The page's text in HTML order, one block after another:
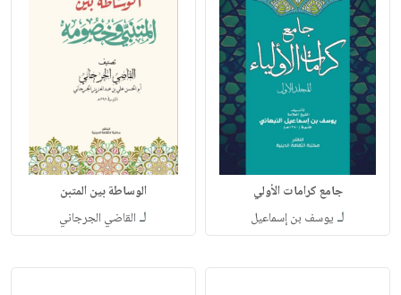
جامع كرامات الأولي
لـ يوسف بن إسماعيل
الوساطة بين المتبن
لـ القاضي الجرجاني